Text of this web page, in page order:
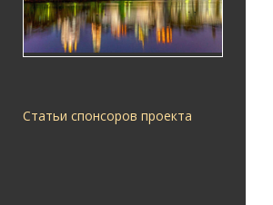
Статьи спонсоров проекта